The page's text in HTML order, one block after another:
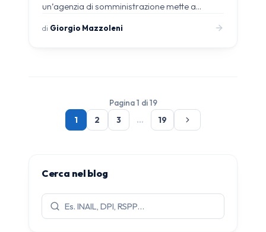
un’agenzia di somministrazione mette a…
di Giorgio Mazzoleni
Pagina 1 di 19
1
2 3 … 19
Cerca nel blog
Cerca
articoli: